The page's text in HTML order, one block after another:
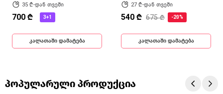
35 ₾-დან თვეში
700 ₾ 3+1
კალათაში დამატება
27 ₾-დან თვეში
540 ₾ 675 ₾ -20%
კალათაში დამატება
პოპულარული პროდუქცია